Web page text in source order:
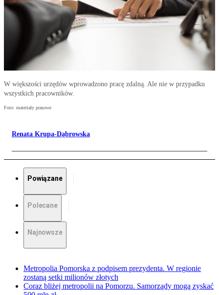
W większości urzędów wprowadzono pracę zdalną. Ale nie w przypadku
wszystkich pracowników.
Foto: materiały prasowe
Renata Krupa-Dąbrowska
Powiązane
Polecane
Najnowsze
Metropolia Pomorska z podpisem prezydenta. W regionie
zostaną setki milionów złotych
Coraz bliżej metropolii na Pomorzu. Samorządy mogą zyskać